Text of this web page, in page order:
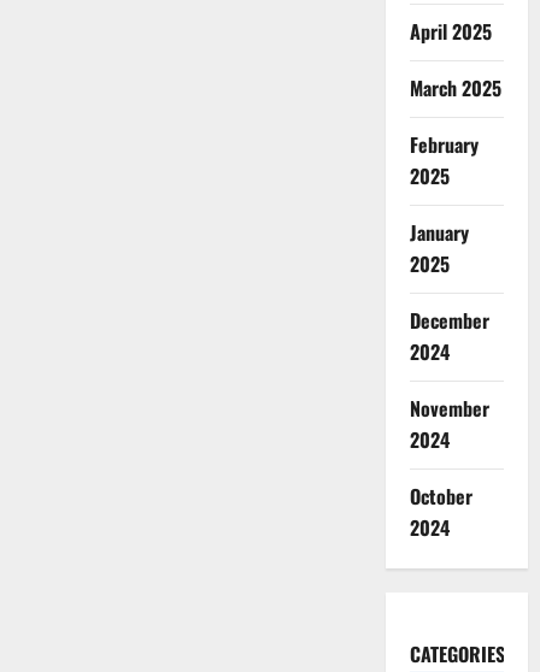
April 2025
March 2025
February
2025
January
2025
December
2024
November
2024
October
2024
CATEGORIES